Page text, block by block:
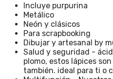
Incluye purpurina
Metálico
Neón y clásicos
Para scrapbooking
Dibujar y artesanal by
Salud y seguridad -
plomo, estos lápices
también. ideal para ti o